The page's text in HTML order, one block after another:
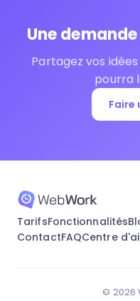
Une
Partagez vos
pourra
Faire
TarifsFonctionnalités
ContactFAQCentre
© 2026